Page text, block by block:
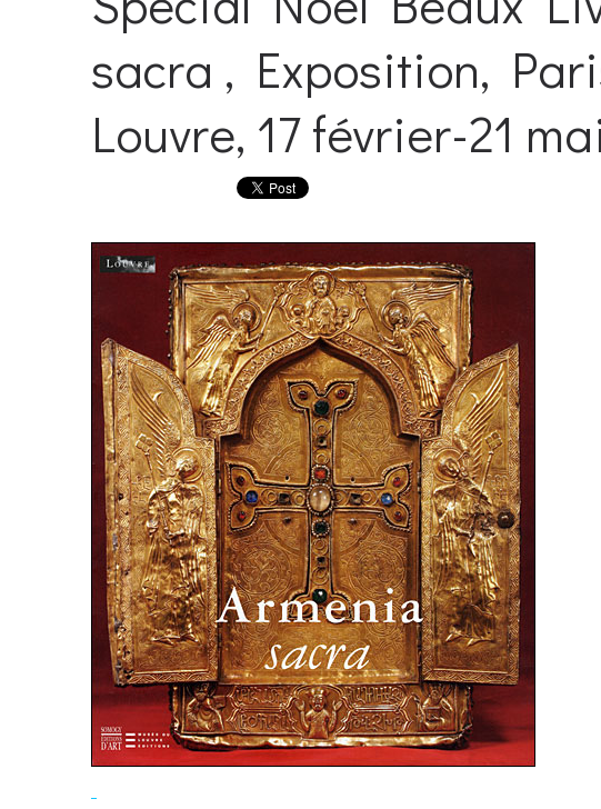
sacra , Exposition,
Louvre, 17 février-21